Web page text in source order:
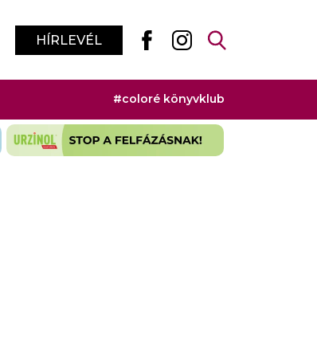
HÍRLEVÉL
#coloré könyvklub